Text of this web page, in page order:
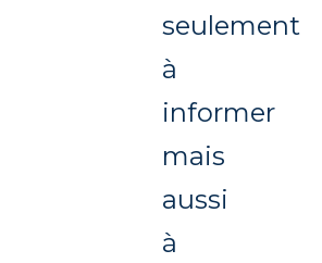
seulement
à
informer
mais
aussi
à